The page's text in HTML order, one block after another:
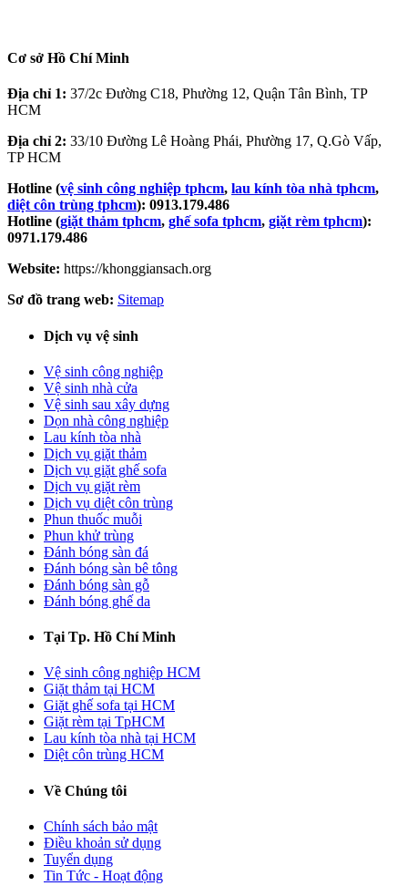
Cơ sở Hồ Chí Minh
Địa chỉ 1: 37/2c Đường C18, Phường 12, Quận Tân Bình, TP
HCM
Địa chỉ 2: 33/10 Đường Lê Hoàng Phái, Phường 17, Q.Gò Vấp,
TP HCM
Hotline (vệ sinh công nghiệp tphcm, lau kính tòa nhà tphcm,
diệt côn trùng tphcm): 0913.179.486
Hotline (giặt thảm tphcm, ghế sofa tphcm, giặt rèm tphcm):
0971.179.486
Website: https://khonggiansach.org
Sơ đồ trang web: Sitemap
Dịch vụ vệ sinh
Vệ sinh công nghiệp
Vệ sinh nhà cửa
Vệ sinh sau xây dựng
Dọn nhà công nghiệp
Lau kính tòa nhà
Dịch vụ giặt thảm
Dịch vụ giặt ghế sofa
Dịch vụ giặt rèm
Dịch vụ diệt côn trùng
Phun thuốc muỗi
Phun khử trùng
Đánh bóng sàn đá
Đánh bóng sàn bê tông
Đánh bóng sàn gỗ
Đánh bóng ghế da
Tại Tp. Hồ Chí Minh
Vệ sinh công nghiệp HCM
Giặt thảm tại HCM
Giặt ghế sofa tại HCM
Giặt rèm tại TpHCM
Lau kính tòa nhà tại HCM
Diệt côn trùng HCM
Về Chúng tôi
Chính sách bảo mật
Điều khoản sử dụng
Tuyển dụng
Tin Tức - Hoạt động